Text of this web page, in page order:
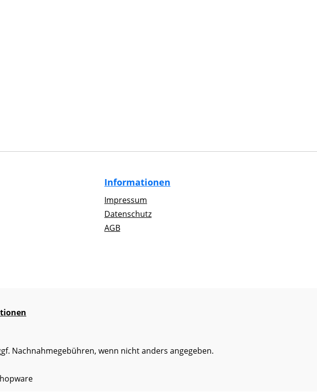
Informationen
Impressum
Datenschutz
AGB
Nachnahmegebühren, wenn nicht anders angegeben.